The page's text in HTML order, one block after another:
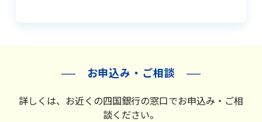
お申込み・ご相談
詳しくは、お近くの四国銀行の窓口でお申込み・ご相
談ください。